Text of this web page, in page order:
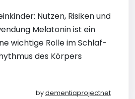
Nutzen, Risiken und
Melatonin ist ein
wichtige Rolle im Schlaf-
des Körpers
bydementiaprojectnet